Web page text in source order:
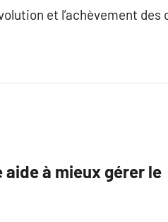
et l’achèvement
à mieux gérer le